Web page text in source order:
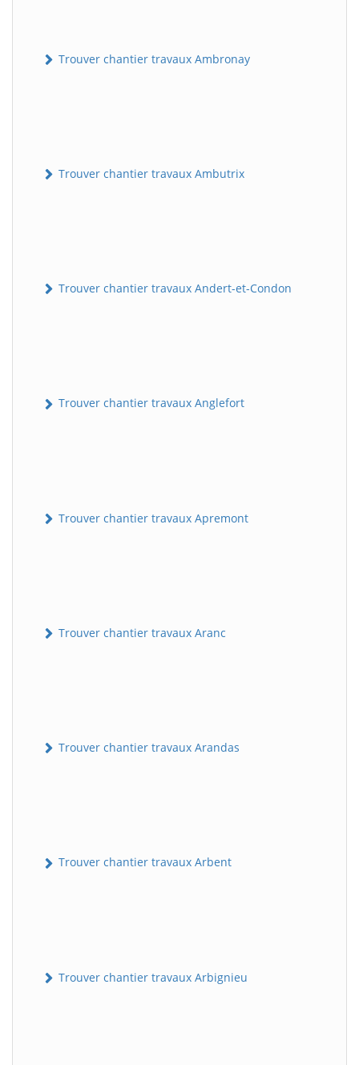
Trouver chantier travaux Ambronay
Trouver chantier travaux Ambutrix
Trouver chantier travaux Andert-et-Condon
Trouver chantier travaux Anglefort
Trouver chantier travaux Apremont
Trouver chantier travaux Aranc
Trouver chantier travaux Arandas
Trouver chantier travaux Arbent
Trouver chantier travaux Arbignieu